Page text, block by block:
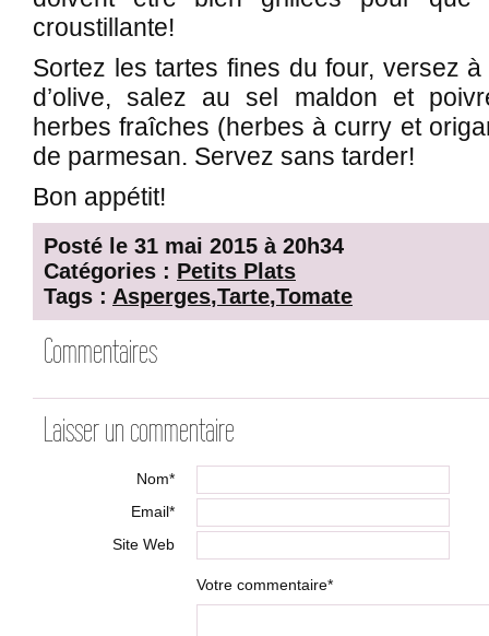
croustillante!
Sortez les tartes fines du four, versez à
d’olive, salez au sel maldon et
herbes fraîches (herbes à curry et
de parmesan. Servez sans tarder!
Bon appétit!
Posté le 31 mai 2015 à 20h34
Catégories : Petits Plats
Tags : Asperges,Tarte,Tomate
Commentaires
Laisser un commentaire
Nom*
Email*
Site Web
Votre commentaire*